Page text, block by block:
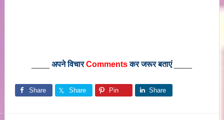
____अपने विचारCommentsकर जरूर बताएं____
Share Share Pin Share